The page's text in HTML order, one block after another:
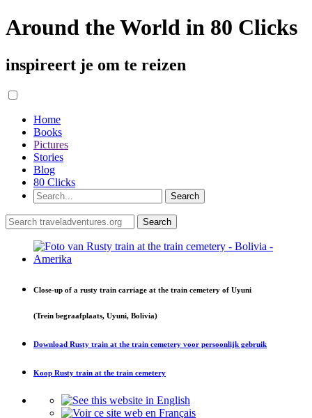
Around the World in 80 Clicks
inspireert je om te reizen
Home
Books
Pictures
Stories
Blog
80 Clicks
Close-up of a rusty train carriage at the train cemetery of Uyuni
(Trein begraafplaats, Uyuni, Bolivia)
Download Rusty train at the train cemetery voor persoonlijk gebruik
Koop Rusty train at the train cemetery